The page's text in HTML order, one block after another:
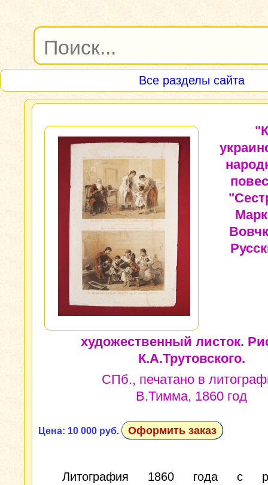
Все разделы сайта
"К
художественный листок.
К.А.Трутовского.
СПб., печатано в
В.Тимма, 1860 год
Цена: 10 000 руб. Оформить заказ
Литография 1860 года с